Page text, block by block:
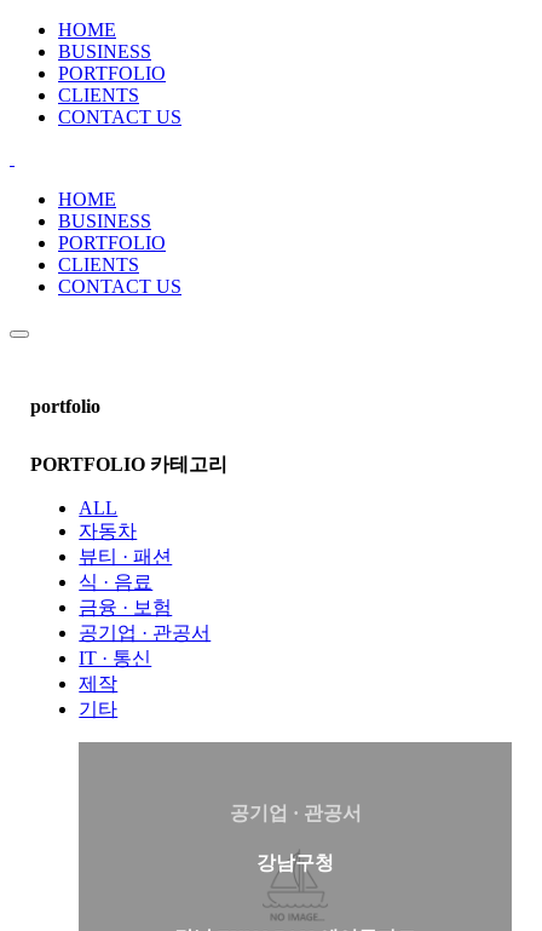
HOME
BUSINESS
PORTFOLIO
CLIENTS
CONTACT US
HOME
BUSINESS
PORTFOLIO
CLIENTS
CONTACT US
portfolio
PORTFOLIO 카테고리
ALL
자동차
뷰티 · 패션
식 · 음료
금융 · 보험
공기업 · 관공서
IT · 통신
제작
기타
공기업 · 관공서
강남구청